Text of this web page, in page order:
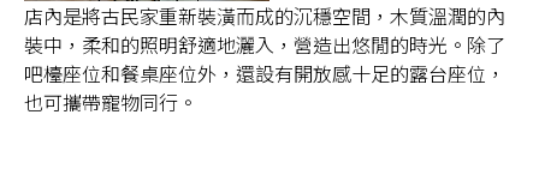
店內是將古民家重新裝潢而成的沉穩空間，木質溫潤的內
裝中，柔和的照明舒適地灑入，營造出悠閒的時光。除了
吧檯座位和餐桌座位外，還設有開放感十足的露台座位，
也可攜帶寵物同行。